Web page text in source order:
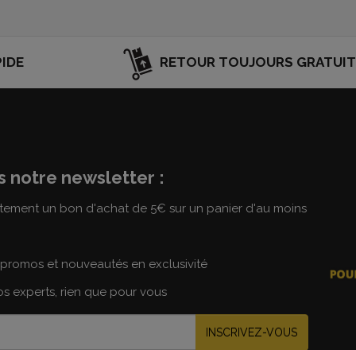
RETOUR TOUJOURS GRATUIT
notre newsletter :
un bon d'achat de 5€ sur un panier d'au moins
et nouveautés en exclusivité
experts, rien que pour vous
INSCRIVEZ-VOUS